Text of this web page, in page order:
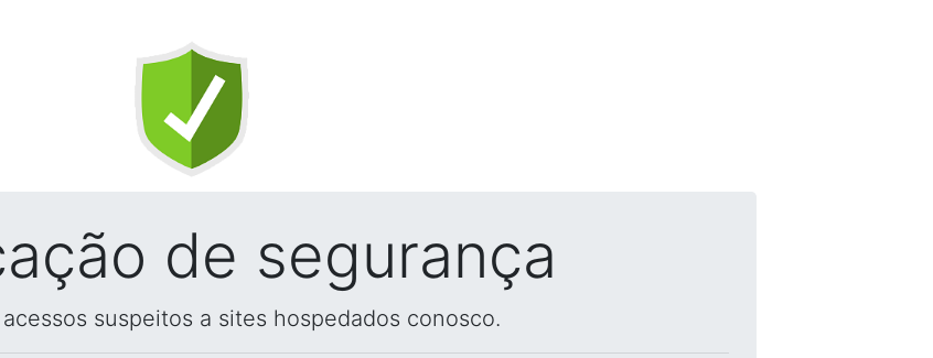
de segurança
suspeitos a sites hospedados conosco.